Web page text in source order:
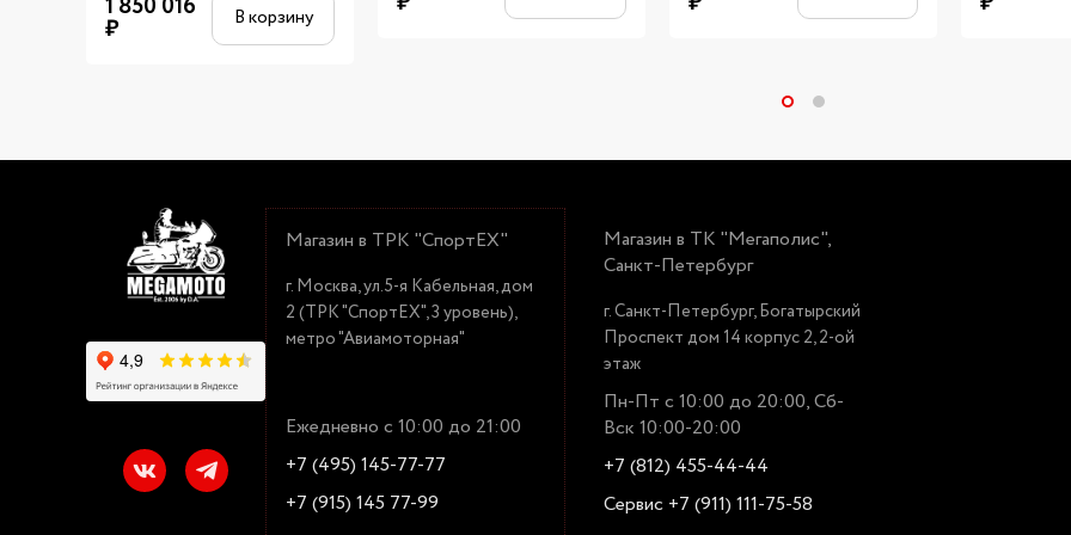
₽ В корзину
Магазин в ТРК "СпортЕХ"
г. Москва, ул.5-я Кабельная, дом
2 (ТРК "СпортЕХ", 3 уровень),
метро "Авиамоторная"
Ежедневно с 10:00 до 21:00
+7 (495) 145-77-77
+7 (915) 145 77-99
Магазин в ТК "Мегаполис",
Санкт-Петербург
г. Санкт-Петербург, Богатырский
Проспект дом 14 корпус 2, 2-ой
этаж
Пн-Пт с 10:00 до 20:00, Сб-
Вск 10:00-20:00
+7 (812) 455-44-44
Сервис +7 (911) 111-75-58